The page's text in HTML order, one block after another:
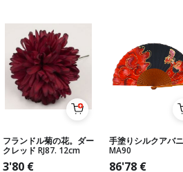
フランドル菊の花。ダー
クレッド RJ87. 12cm
3'80 €
手塗りシルクアバ
MA90
86'78 €